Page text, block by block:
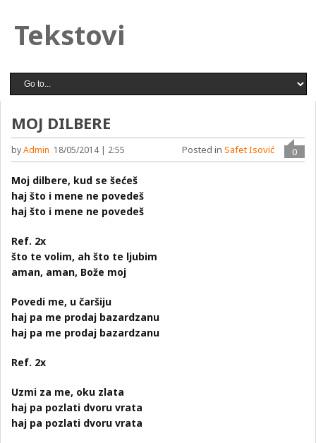
Tekstovi
MOJ DILBERE
byAdmin 18/05/2014 | 2:55 0
Posted in Safet Isović
Moj dilbere, kud se šećeš
haj što i mene ne povedeš
haj što i mene ne povedeš
Ref. 2x
što te volim, ah što te ljubim
aman, aman, Bože moj
Povedi me, u čaršiju
haj pa me prodaj bazardzanu
haj pa me prodaj bazardzanu
Ref. 2x
Uzmi za me, oku zlata
haj pa pozlati dvoru vrata
haj pa pozlati dvoru vrata